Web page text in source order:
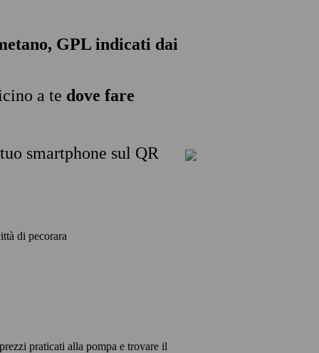
GPL indicati dai
a te dove fare
smartphone sul QR
di pecorara
praticati alla pompa e trovare il